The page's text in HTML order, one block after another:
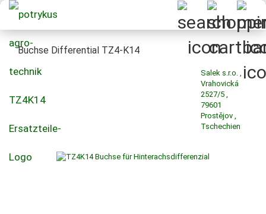
Buchse Differential TZ4-K14
Salek s.r.o. ,
Vrahovická
2527/5 ,
79601
Prostějov ,
Tschechien